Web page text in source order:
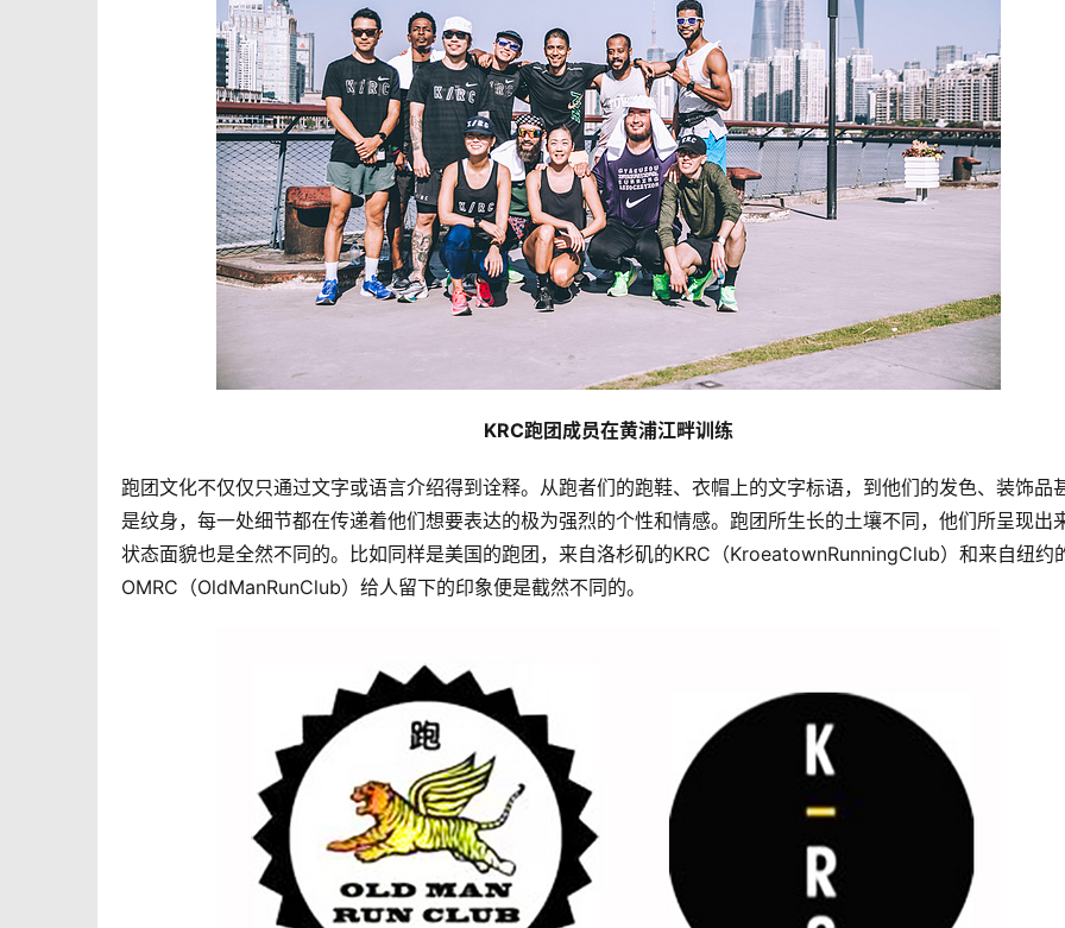
KRC跑团成员在黄浦江畔训练
跑团文化不仅仅只通过文字或语言介绍得到诠释。从跑者们的跑鞋、衣帽上的文字标语，到他们的发色、装饰品
是纹身，每一处细节都在传递着他们想要表达的极为强烈的个性和情感。跑团所生长的土壤不同，他们所呈现出
状态面貌也是全然不同的。比如同样是美国的跑团，来自洛杉矶的KRC（KroeatownRunningClub）和来自纽约
OMRC（OldManRunClub）给人留下的印象便是截然不同的。